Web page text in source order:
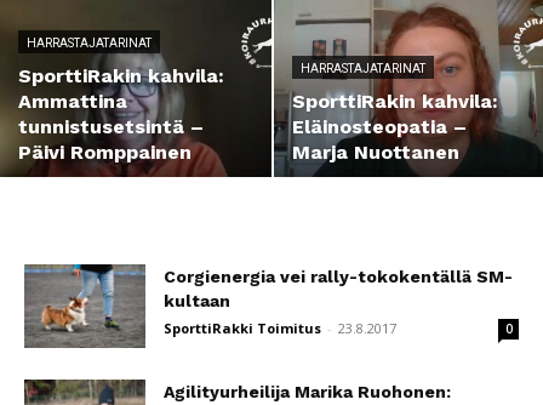
HARRASTAJATARINAT
SporttiRakin kahvila:
Ammattina
tunnistusetsintä –
Päivi Romppainen
HARRASTAJATARINAT
SporttiRakin kahvila:
Eläinosteopatia –
Marja Nuottanen
Corgienergia vei rally-tokokentällä SM-
kultaan
SporttiRakki Toimitus - 23.8.2017 0
Agilityurheilija Marika Ruohonen: